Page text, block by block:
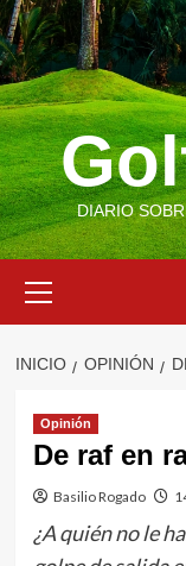
Saltar
al
contenido
DIARIO
primario
INICIO OPINIÓN
Opinión
De raf en
Basilio Rogado
¿A quién no le